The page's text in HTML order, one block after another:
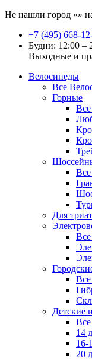
Не нашли город «»
+7 (495) 668-
Будни: 12:00 –
Выходные и
Велосипеды
Все
Горные
Для
Все
Детские
14
16-
20